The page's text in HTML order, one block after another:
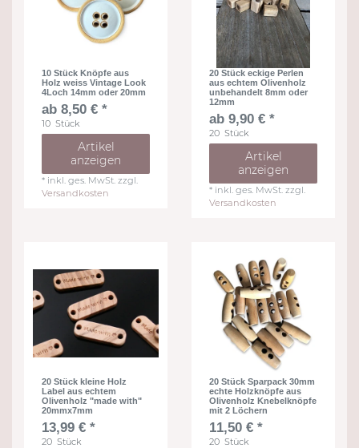
10 Stück Knöpfe aus
Holz weiss Vintage Look
4Loch 14mm oder 20mm
ab 8,50 € *
10 Stück
Artikel
anzeigen
* inkl. ges. MwSt. zzgl.
Versandkosten
20 Stück eckige Perlen
aus echtem Olivenholz
unbehandelt 8mm oder
12mm
ab 9,90 € *
20 Stück
Artikel
anzeigen
* inkl. ges. MwSt. zzgl.
Versandkosten
20 Stück kleine Holz
Label aus echtem
Olivenholz "made with"
20mmx7mm
13,99 € *
20 Stück
20 Stück Sparpack 30mm
echte Holzknöpfe aus
Olivenholz Knebelknöpfe
mit 2 Löchern
11,50 € *
20 Stück